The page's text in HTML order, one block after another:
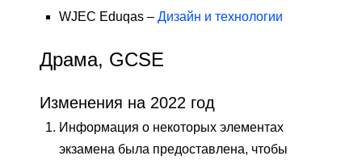
WJEC Eduqas – Дизайн и технологии
Драма, GCSE
Изменения на 2022 год
Информация о некоторых элементах
экзамена была предоставлена, чтобы